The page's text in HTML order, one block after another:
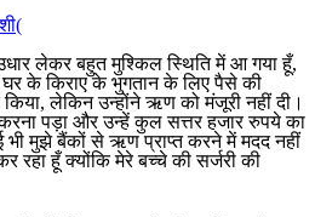
लेकर बहुत मुश्किल स्थिति में आ गया हूँ,
के किराए के भुगतान के लिए पैसे की
लेकिन उन्होंने ऋण को मंजूरी नहीं दी।
पड़ा और उन्हें कुल सत्तर हजार रुपये का
भी मुझे बैंकों से ऋण प्राप्त करने में मदद नहीं
हूँ क्योंकि मेरे बच्चे की सर्जरी की